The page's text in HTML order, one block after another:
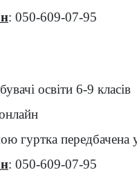
: 050-609-07-95
освіти 6-9 класів
гуртка передбачена
: 050-609-07-95